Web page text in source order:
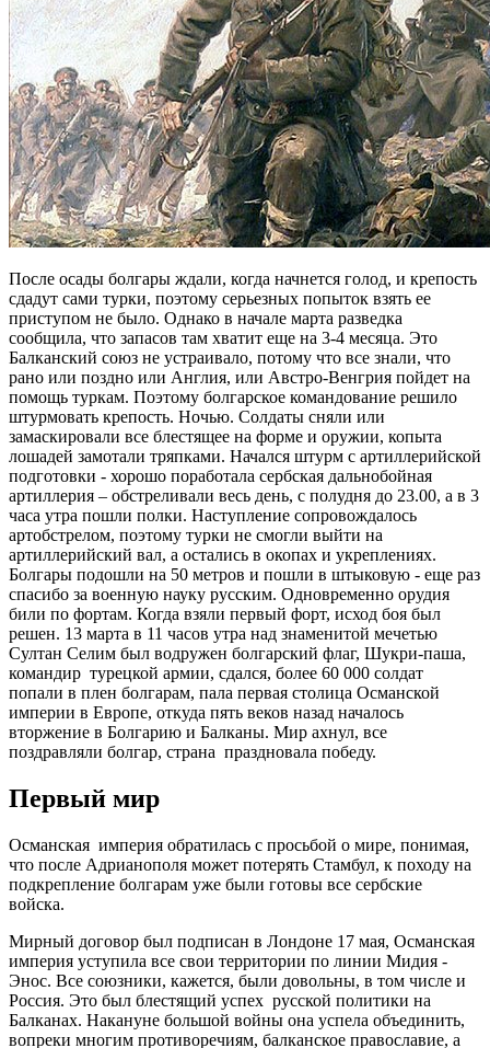
После осады болгары ждали, когда начнется голод, и крепость
сдадут сами турки, поэтому серьезных попыток взять ее
приступом не было. Однако в начале марта разведка
сообщила, что запасов там хватит еще на 3-4 месяца. Это
Балканский союз не устраивало, потому что все знали, что
рано или поздно или Англия, или Австро-Венгрия пойдет на
помощь туркам. Поэтому болгарское командование решило
штурмовать крепость. Ночью. Солдаты сняли или
замаскировали все блестящее на форме и оружии, копыта
лошадей замотали тряпками. Начался штурм с артиллерийской
подготовки - хорошо поработала сербская дальнобойная
артиллерия – обстреливали весь день, с полудня до 23.00, а в 3
часа утра пошли полки. Наступление сопровождалось
артобстрелом, поэтому турки не смогли выйти на
артиллерийский вал, а остались в окопах и укреплениях.
Болгары подошли на 50 метров и пошли в штыковую - еще раз
спасибо за военную науку русским. Одновременно орудия
били по фортам. Когда взяли первый форт, исход боя был
решен. 13 марта в 11 часов утра над знаменитой мечетью
Султан Селим был водружен болгарский флаг, Шукри-паша,
командир турецкой армии, сдался, более 60 000 солдат
попали в плен болгарам, пала первая столица Османской
империи в Европе, откуда пять веков назад началось
вторжение в Болгарию и Балканы. Мир ахнул, все
поздравляли болгар, страна праздновала победу.
Первый мир
Османская империя обратилась с просьбой о мире, понимая,
что после Адрианополя может потерять Стамбул, к походу на
подкрепление болгарам уже были готовы все сербские
войска.
Мирный договор был подписан в Лондоне 17 мая, Османская
империя уступила все свои территории по линии Мидия -
Энос. Все союзники, кажется, были довольны, в том числе и
Россия. Это был блестящий успех русской политики на
Балканах. Накануне большой войны она успела объединить,
вопреки многим противоречиям, балканское православие, а